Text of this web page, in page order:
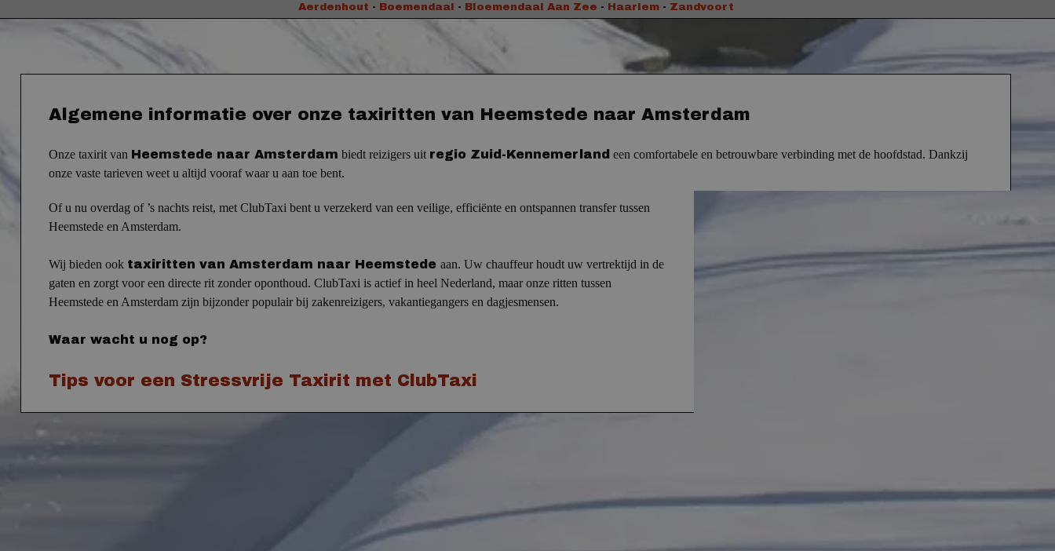
Aerdenhout - Boemendaal - Bloemendaal Aan Zee - Haarlem- Zandvoort
Algemene informatie over onze taxiritten van Heemstede naar Amsterdam
Onze taxirit van Heemstede naar Amsterdam biedt reizigers uit regio Zuid-Kennemerland een comfortabele en betrouwbare verbinding met de hoofdstad.Dankzij
onze vaste tarieven weet u altijd vooraf waar u aan toe bent.
Of u nu overdag of ’s nachts reist, met ClubTaxi bent u verzekerd van een veilige, efficiënte en ontspannen transfer tussen
Heemstede en Amsterdam.
Wij bieden ook taxiritten van Amsterdam naar Heemstedeaan.Uw chauffeur houdt uw vertrektijd in de
gaten en zorgt voor een directe rit zonder oponthoud.ClubTaxi is actief in heel Nederland, maar onze ritten tussen
Heemstede en Amsterdam zijn bijzonder populair bij zakenreizigers, vakantiegangers en dagjesmensen.
Waar wacht u nog op?
Tips voor een Stressvrije Taxirit met ClubTaxi